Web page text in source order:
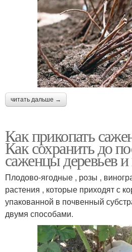
читать дальше →
Как прикопать
Как сохранить до
саженцы деревьев
Плодово-ягодные , розы ,
растения , которые приходят с
упакованной в почвенный
двумя способами.